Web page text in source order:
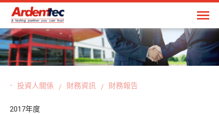
投資人關係 財務資訊 財務報告
2017年度